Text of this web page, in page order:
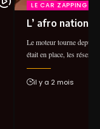
LE CAR ZAPPING
L’ afro nation
Le moteur tourne depuis
était en place, les
il y a 2 mois